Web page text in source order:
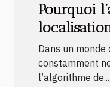
Pourquoi
les
Dans un
constamment
l’algorithme de...